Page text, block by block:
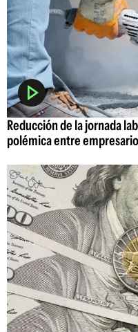
Reducción de la jornada
polémica entre